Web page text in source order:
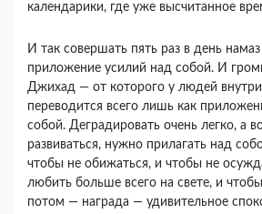
календарики, где уже высчитанное
И так совершать пять раз в день
приложение усилий над собой. И
Джихад — от которого у людей внутри
переводится всего лишь как
собой. Деградировать очень легко, а
развиваться, нужно прилагать над
чтобы не обижаться, и чтобы не
любить больше всего на свете, и
потом — награда — удивительное